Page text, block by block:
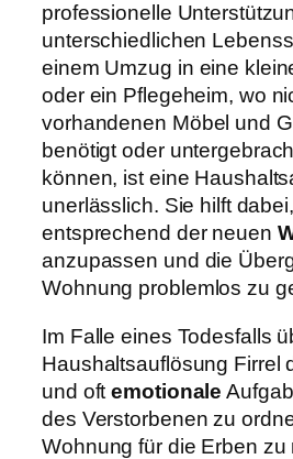
professionelle
unterschiedlichen
einem Umzug in eine
oder ein Pflegeheim, wo
vorhandenen Möbel und
benötigt oder
können, ist eine
unerlässlich. Sie hilft
entsprechend der neuen
anzupassen und die
Wohnung problemlos zu
Im Falle eines Todesfalls
Haushaltsauflösung Firrel
und oftemotionale
des Verstorbenen zu
Wohnung für die Erben zu